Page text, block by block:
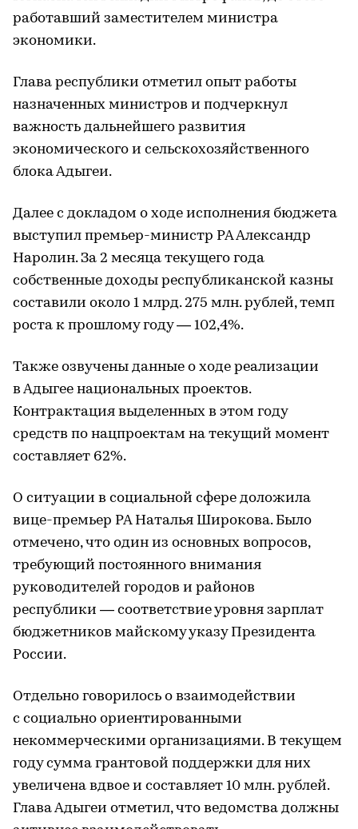
работавший заместителем министра
экономики.
Глава республики отметил опыт работы
назначенных министров и подчеркнул
важность дальнейшего развития
экономического и сельскохозяйственного
блока Адыгеи.
Далее с докладом о ходе исполнения бюджета
выступил премьер-министр РА Александр
Наролин. За 2 месяца текущего года
собственные доходы республиканской казны
составили около 1 млрд. 275 млн. рублей, темп
роста к прошлому году — 102,4%.
Также озвучены данные о ходе реализации
в Адыгее национальных проектов.
Контрактация выделенных в этом году
средств по нацпроектам на текущий момент
составляет 62%.
О ситуации в социальной сфере доложила
вице-премьер РА Наталья Широкова. Было
отмечено, что один из основных вопросов,
требующий постоянного внимания
руководителей городов и районов
республики — соответствие уровня зарплат
бюджетников майскому указу Президента
России.
Отдельно говорилось о взаимодействии
с социально ориентированными
некоммерческими организациями. В текущем
году сумма грантовой поддержки для них
увеличена вдвое и составляет 10 млн. рублей.
Глава Адыгеи отметил, что ведомства должны